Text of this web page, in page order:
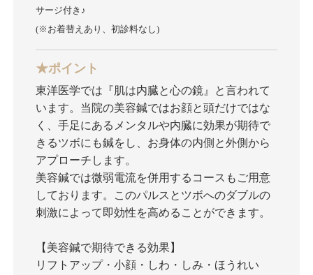
サージ付き♪
(※お着替えあり、初診料なし)
★ポイント
東洋医学では『肌は内臓と心の鏡』と言われて
います。当院の美容鍼ではお顔と頭だけではな
く、手足にあるメンタルや内臓に効果が期待で
きるツボにも鍼をし、お身体の内側と外側から
アプローチします。
美容鍼では微弱電流を併用するコースもご用意
しております。このパルスとツボへのダブルの
刺激によって即効性を高めることができます。
【美容鍼で期待できる効果】
リフトアップ・小顔・しわ・しみ・ほうれい